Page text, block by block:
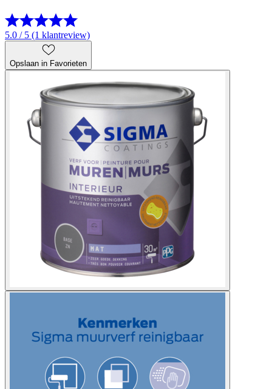
5.0 / 5 (1 klantreview)
Opslaan in Favorieten